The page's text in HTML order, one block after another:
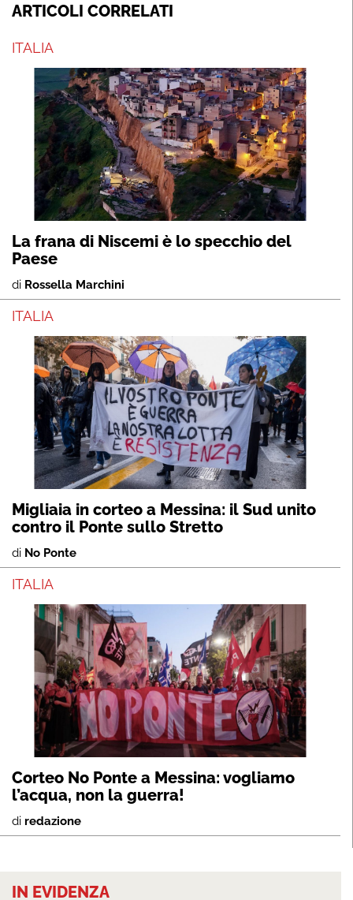
ARTICOLI CORRELATI
ITALIA
La frana di Niscemi è lo specchio del
Paese
di Rossella Marchini
ITALIA
Migliaia in corteo a Messina: il Sud unito
contro il Ponte sullo Stretto
di No Ponte
ITALIA
Corteo No Ponte a Messina: vogliamo
l’acqua, non la guerra!
di redazione
IN EVIDENZA